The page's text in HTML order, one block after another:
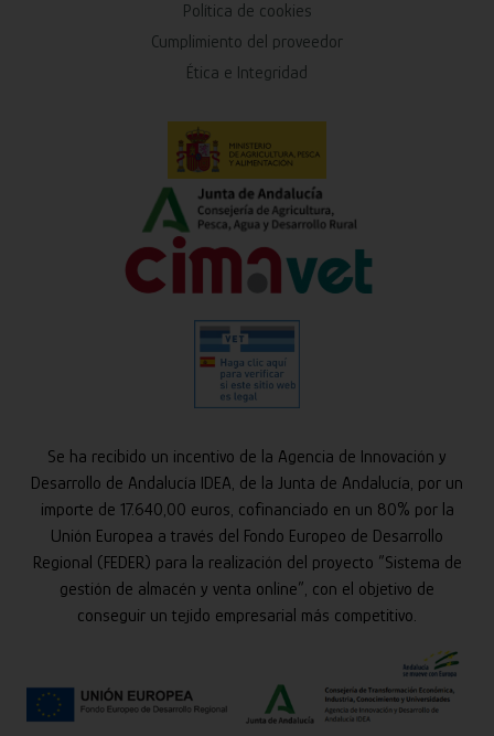
Política de cookies
Cumplimiento del proveedor
Ética e Integridad
Se ha recibido un incentivo de la Agencia de Innovación y
Desarrollo de Andalucía IDEA, de la Junta de Andalucía, por un
importe de 17.640,00 euros, cofinanciado en un 80% por la
Unión Europea a través del Fondo Europeo de Desarrollo
Regional (FEDER) para la realización del proyecto “Sistema de
gestión de almacén y venta online”, con el objetivo de
conseguir un tejido empresarial más competitivo.